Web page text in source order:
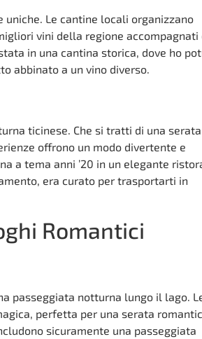
uniche. Le cantine locali organizzano
vini della regione accompagnati
in una cantina storica, dove ho
abbinato a un vino diverso.
ticinese. Che si tratti di una
offrono un modo divertente e
a tema anni ’20 in un elegante
era curato per trasportarti in
Romantici
passeggiata notturna lungo il lago.
perfetta per una serata
sicuramente una passeggiata